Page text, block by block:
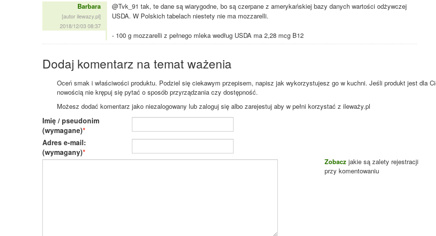
Barbara
[autor ilewazy.pl]
2018/12/03 08:37
@Tvk_91 tak, te dane są wiarygodne, bo są czerpane z amerykańskiej bazy danych wartości odżywczej
USDA. W Polskich tabelach niestety nie ma mozzarelli.
- 100 g mozzarelli z pełnego mleka według USDA ma 2,28 mcg B12
Dodaj komentarz na temat ważenia
Oceń smak i właściwości produktu. Podziel się ciekawym przepisem, napisz jak wykorzystujesz go w kuchni. Jeśli produkt jest dla
nowością nie krępuj się pytać o sposób przyrządzania czy dostępność.
Możesz dodać komentarz jako niezalogowany lub zaloguj się albo zarejestuj aby w pełni korzystać z ileważy.pl
Imię / pseudonim
(wymagane)
Adres e-mail:
(wymagany)
Zobacz jakie są zalety rejestracji
przy komentowaniu